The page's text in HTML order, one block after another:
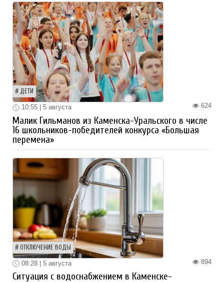
ДЕТИ
624
10:55 | 5 августа
Малик Гильманов из Каменска-Уральского в числе
16 школьников-победителей конкурса «Большая
перемена»
ОТКЛЮЧЕНИЕ ВОДЫ
894
08:28 | 5 августа
Ситуация с водоснабжением в Каменске-